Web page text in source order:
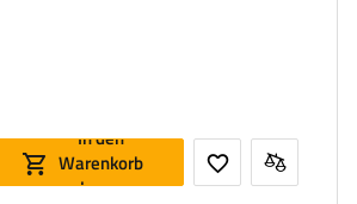
In den
Warenkorb
legen